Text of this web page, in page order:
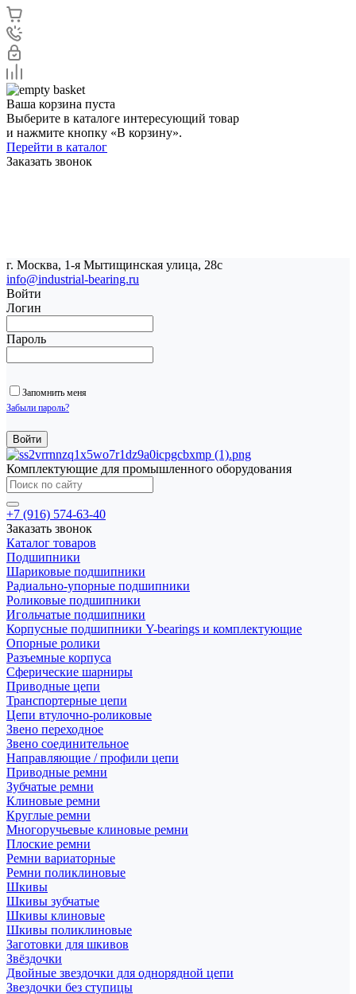
Ваша корзина пуста
Выберите в каталоге интересующий товар
и нажмите кнопку «В корзину».
Перейти в каталог
Заказать звонок
г. Москва, 1-я Мытищинская улица, 28с
info@industrial-bearing.ru
Войти
Логин
Пароль
Запомнить меня
Забыли пароль?
Комплектующие для промышленного оборудования
+7 (916) 574-63-40
Заказать звонок
Каталог товаров
Подшипники
Шариковые подшипники
Радиально-упорные подшипники
Роликовые подшипники
Игольчатые подшипники
Корпусные подшипники Y-bearings и комплектующие
Опорные ролики
Разъемные корпуса
Сферические шарниры
Приводные цепи
Транспортерные цепи
Цепи втулочно-роликовые
Звено переходное
Звено соединительное
Направляющие / профили цепи
Приводные ремни
Зубчатые ремни
Клиновые ремни
Круглые ремни
Многоручьевые клиновые ремни
Плоские ремни
Ремни вариаторные
Ремни поликлиновые
Шкивы
Шкивы зубчатые
Шкивы клиновые
Шкивы поликлиновые
Заготовки для шкивов
Звёздочки
Двойные звездочки для однорядной цепи
Звездочки без ступицы